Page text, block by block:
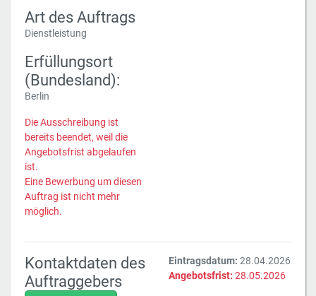
Art des Auftrags
Dienstleistung
Erfüllungsort
(Bundesland):
Berlin
Die Ausschreibung ist
bereits beendet, weil die
Angebotsfrist abgelaufen
ist.
Eine Bewerbung um diesen
Auftrag ist nicht mehr
möglich.
Kontaktdaten des
Auftraggebers
Eintragsdatum: 28.04.2026
Angebotsfrist: 28.05.2026